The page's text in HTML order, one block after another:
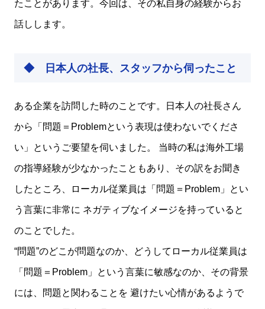
たことがあります。今回は、その私自身の経験からお
話しします。
◆ 日本人の社長、スタッフから伺ったこと
ある企業を訪問した時のことです。日本人の社長さん
から「問題＝Problemという表現は使わないでくださ
い」というご要望を伺いました。 当時の私は海外工場
の指導経験が少なかったこともあり、その訳をお聞き
したところ、ローカル従業員は「問題＝Problem」とい
う言葉に非常に ネガティブなイメージを持っていると
のことでした。
“問題”のどこが問題なのか、どうしてローカル従業員は
「問題＝Problem」という言葉に敏感なのか、その背景
には、問題と関わることを 避けたい心情があるようで